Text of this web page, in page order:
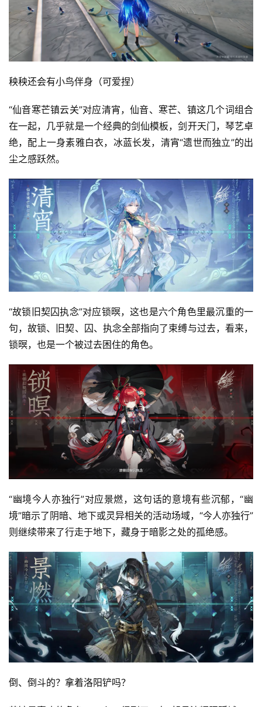
戏
2
0
2
第
十
三
届
金
茶
奖
7
月
3
0
日
游
茶
对
接
海
站
文
中
国
)
秧秧还会有小鸟伴身（可爱捏）
“仙音寒芒镇云关”对应清宵，仙音、寒芒、镇这几个词组合
在一起，几乎就是一个经典的剑仙模板，剑开天门，琴艺卓
绝，配上一身素雅白衣，冰蓝长发，清宵“遗世而独立”的出
尘之感跃然。
“故锁旧契囚执念”对应锁暝，这也是六个角色里最沉重的一
句，故锁、旧契、囚、执念全部指向了束缚与过去，看来，
锁暝，也是一个被过去困住的角色。
“幽境今人亦独行”对应景燃，这句话的意境有些沉郁，“幽
境”暗示了阴暗、地下或灵异相关的活动场域，“今人亦独行”
则继续带来了行走于地下，藏身于暗影之处的孤绝感。
倒、倒斗的？拿着洛阳铲吗？